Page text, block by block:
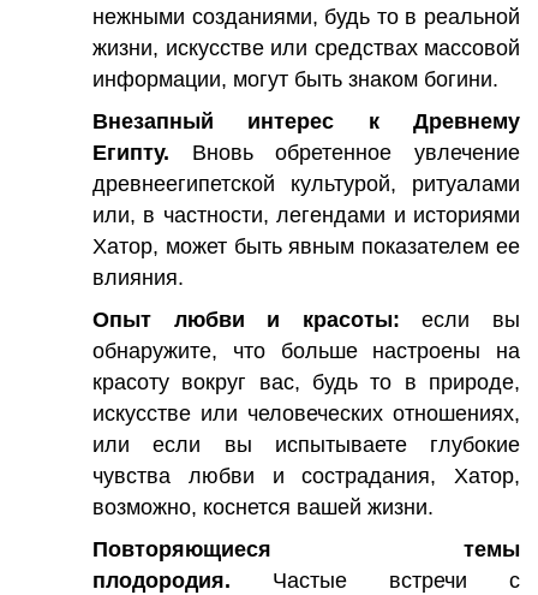
нежными созданиями, будь то в реальной
жизни, искусстве или средствах массовой
информации, могут быть знаком богини.
Внезапный интерес к Древнему
Египту. Вновь обретенное увлечение
древнеегипетской культурой, ритуалами
или, в частности, легендами и историями
Хатор, может быть явным показателем ее
влияния.
Опыт любви и красоты: если вы
обнаружите, что больше настроены на
красоту вокруг вас, будь то в природе,
искусстве или человеческих отношениях,
или если вы испытываете глубокие
чувства любви и сострадания, Хатор,
возможно, коснется вашей жизни.
Повторяющиеся темы
плодородия. Частые встречи с